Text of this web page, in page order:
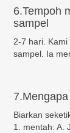
6.Tempoh
sampel
2-7 hari.
sampel. Ia
Biarkan
1. mentah: A.